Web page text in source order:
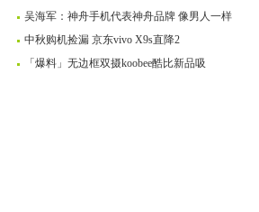
吴海军：神舟手机代表神舟品牌 像男人一样
中秋购机捡漏 京东vivo X9s直降2
「爆料」无边框双摄koobee酷比新品吸